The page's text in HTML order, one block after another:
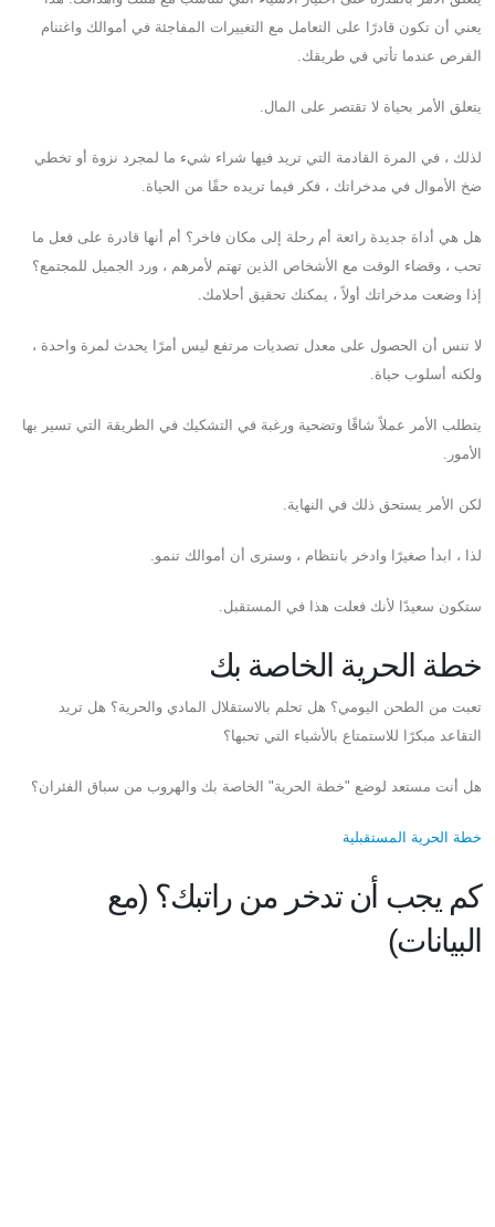
يعني أن تكون قادرًا على التعامل مع التغييرات المفاجئة في أموالك واغتنام
الفرص عندما تأتي في طريقك.
يتعلق الأمر بحياة لا تقتصر على المال.
لذلك ، في المرة القادمة التي تريد فيها شراء شيء ما لمجرد نزوة أو تخطي
ضخ الأموال في مدخراتك ، فكر فيما تريده حقًا من الحياة.
هل هي أداة جديدة رائعة أم رحلة إلى مكان فاخر؟ أم أنها قادرة على فعل ما
تحب ، وقضاء الوقت مع الأشخاص الذين تهتم لأمرهم ، ورد الجميل للمجتمع؟
إذا وضعت مدخراتك أولاً ، يمكنك تحقيق أحلامك.
لا تنس أن الحصول على معدل تصديات مرتفع ليس أمرًا يحدث لمرة واحدة ،
ولكنه أسلوب حياة.
يتطلب الأمر عملاً شاقًا وتضحية ورغبة في التشكيك في الطريقة التي تسير بها
الأمور.
لكن الأمر يستحق ذلك في النهاية.
لذا ، ابدأ صغيرًا وادخر بانتظام ، وسترى أن أموالك تنمو.
ستكون سعيدًا لأنك فعلت هذا في المستقبل.
خطة الحرية الخاصة بك
تعبت من الطحن اليومي؟ هل تحلم بالاستقلال المادي والحرية؟ هل تريد
التقاعد مبكرًا للاستمتاع بالأشياء التي تحبها؟
هل أنت مستعد لوضع "خطة الحرية" الخاصة بك والهروب من سباق الفئران؟
خطة الحرية المستقبلية
كم يجب أن تدخر من راتبك؟ (مع
البيانات)